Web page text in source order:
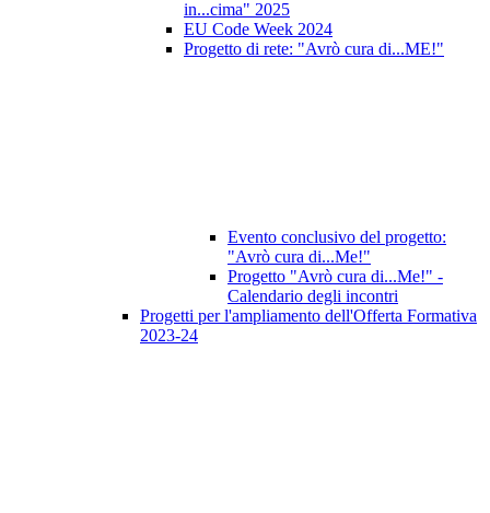
in...cima" 2025
EU Code Week 2024
Progetto di rete: "Avrò cura di...ME!"
Evento conclusivo del progetto:
"Avrò cura di...Me!"
Progetto "Avrò cura di...Me!" -
Calendario degli incontri
Progetti per l'ampliamento dell'Offerta Formativa
2023-24